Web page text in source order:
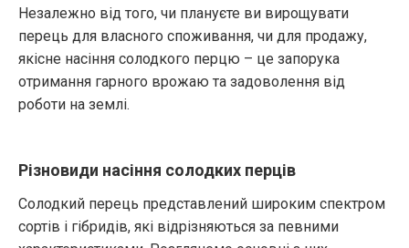
Незалежно від того, чи плануєте ви вирощувати
перець для власного споживання, чи для продажу,
якісне насіння солодкого перцю – це запорука
отримання гарного врожаю та задоволення від
роботи на землі.
Різновиди насіння солодких перців
Солодкий перець представлений широким спектром
сортів і гібридів, які відрізняються за певними